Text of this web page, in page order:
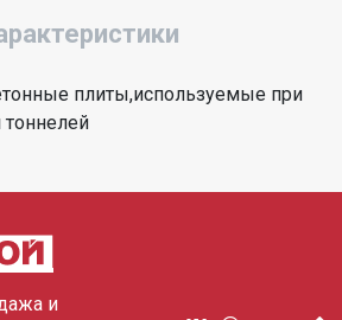
плиты,используемые при
и